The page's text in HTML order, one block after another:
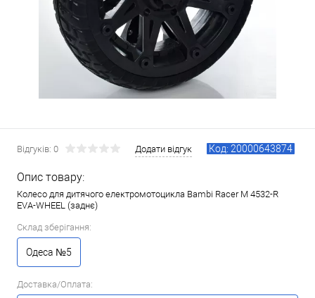
Відгуків: 0 Додати відгук Код: 20000643874
Опис товару:
Колесо для дитячого електромотоцикла Bambi Racer M 4532-R
EVA-WHEEL (заднє)
Склад зберігання:
Одеса №5
Доставка/Оплата: